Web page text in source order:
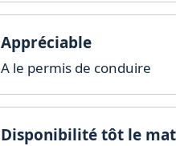
Appréciable
A le permis de conduire
Disponibilité tôt le